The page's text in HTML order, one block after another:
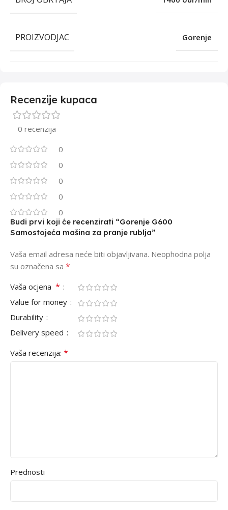
PROIZVODJAC Gorenje
Recenzije kupaca
0 recenzija
0
0
0
0
0
Budi prvi koji će recenzirati “Gorenje G600
Samostojeća mašina za pranje rublja”
Vaša email adresa neće biti objavljivana. Neophodna polja
su označena sa *
Vaša ocjena *
Value for money
Durability
Delivery speed
Vaša recenzija: *
Prednosti